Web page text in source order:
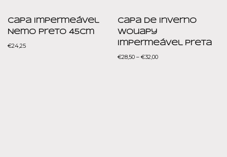
Capa Impermeável
Nemo Preto 45cm
€24,25
Capa de Inverno
Wouapy
Impermeável Preta
€28,50 – €32,00